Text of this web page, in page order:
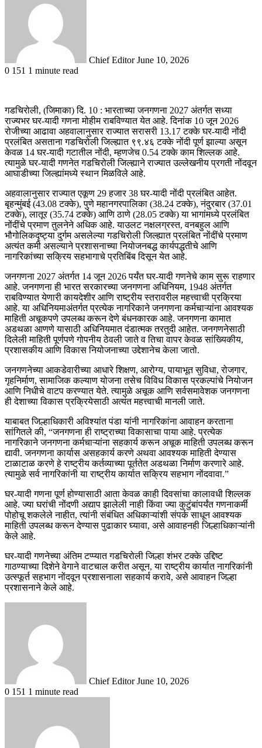
Chief Editor June 10, 2026
0 151 1 minute read
गडचिरोली, (जिमाका) दि. 10 : भारताच्या जनगणना 2027 अंतर्गत सध्या
राज्यभर घर-यादी गणना मोहीम राबविण्यात येत आहे. दिनांक 10 जून 2026
रोजीच्या आढावा अहवालानुसार राज्यात सरासरी 13.17 टक्के घर-यादी नोंदी
प्रलंबित असताना गडचिरोली जिल्ह्यात ९९.४६ टक्के नोंदी पूर्ण झाल्या असून
केवळ 14 घर-यादी गटातील नोंदी, म्हणजेच 0.54 टक्के काम शिल्लक आहे.
त्यामुळे घर-यादी गणनेत गडचिरोली जिल्ह्याने राज्यात उल्लेखनीय प्रगती नोंदवून
आघाडीच्या जिल्ह्यांमध्ये स्थान मिळविले आहे.
अहवालानुसार राज्यात एकूण 29 हजार 38 घर-यादी नोंदी प्रलंबित आहेत.
बृहन्मुंबई (43.08 टक्के), पुणे महानगरपालिका (38.24 टक्के), नंदुरबार (37.01
टक्के), लातूर (35.74 टक्के) आणि ठाणे (28.05 टक्के) या भागांमध्ये प्रलंबित
नोंदींचे प्रमाण तुलनेने अधिक आहे. याउलट नक्षलग्रस्त, वनबहुल आणि
भौगोलिकदृष्ट्या दुर्गम असलेल्या गडचिरोली जिल्ह्यात प्रलंबित नोंदींचे प्रमाण
अत्यंत कमी असल्याने प्रशासनाच्या नियोजनबद्ध कार्यपद्धतीचे आणि
नागरिकांच्या सक्रिय सहभागाचे प्रतिबिंब दिसून येत आहे.
जनगणना 2027 अंतर्गत 14 जून 2026 पर्यंत घर-यादी गणनेचे काम सुरू राहणार
आहे. जनगणना ही भारत सरकारच्या जनगणना अधिनियम, 1948 अंतर्गत
राबविण्यात येणारी कायदेशीर आणि राष्ट्रीय स्तरावरील महत्त्वाची प्रक्रिया
आहे. या अधिनियमाअंतर्गत प्रत्येक नागरिकाने जनगणना कर्मचाऱ्यांना आवश्यक
माहिती अचूकपणे उपलब्ध करून देणे बंधनकारक आहे. जनगणना कामात
अडथळा आणणे यासाठी अधिनियमात दंडात्मक तरतुदी आहेत. जनगणनेसाठी
दिलेली माहिती पूर्णपणे गोपनीय ठेवली जाते व तिचा वापर केवळ सांख्यिकीय,
प्रशासकीय आणि विकास नियोजनाच्या उद्देशानेच केला जातो.
जनगणनेच्या आकडेवारीच्या आधारे शिक्षण, आरोग्य, पायाभूत सुविधा, रोजगार,
गृहनिर्माण, सामाजिक कल्याण योजना तसेच विविध विकास प्रकल्पांचे नियोजन
आणि निधीचे वाटप करण्यात येते. त्यामुळे अचूक आणि सर्वसमावेशक जनगणना
ही देशाच्या विकास प्रक्रियेसाठी अत्यंत महत्त्वाची मानली जाते.
याबाबत जिल्हाधिकारी अविश्यांत पंडा यांनी नागरिकांना आवाहन करताना
सांगितले की, “जनगणना ही राष्ट्राच्या विकासाचा पाया आहे. प्रत्येक
नागरिकाने जनगणना कर्मचाऱ्यांना सहकार्य करून अचूक माहिती उपलब्ध करून
द्यावी. जनगणना कार्यास असहकार्य करणे अथवा आवश्यक माहिती देण्यास
टाळाटाळ करणे हे राष्ट्रीय कर्तव्याच्या पूर्ततेत अडथळा निर्माण करणारे आहे.
त्यामुळे सर्व नागरिकांनी या राष्ट्रीय कार्यात सक्रिय सहभाग नोंदवावा.”
घर-यादी गणना पूर्ण होण्यासाठी आता केवळ काही दिवसांचा कालावधी शिल्लक
आहे. ज्या घरांची नोंदणी अद्याप झालेली नाही किंवा ज्या कुटुंबांपर्यंत गणनाकर्मी
पोहोचू शकलेले नाहीत, त्यांनी संबंधित अधिकाऱ्यांशी संपर्क साधून आवश्यक
माहिती उपलब्ध करून देण्यास पुढाकार घ्यावा, असे आवाहनही जिल्हाधिकाऱ्यांनी
केले आहे.
घर-यादी गणनेच्या अंतिम टप्प्यात गडचिरोली जिल्हा शंभर टक्के उद्दिष्ट
गाठण्याच्या दिशेने वेगाने वाटचाल करीत असून, या राष्ट्रीय कार्यात नागरिकांनी
उत्स्फूर्त सहभाग नोंदवून प्रशासनाला सहकार्य करावे, असे आवाहन जिल्हा
प्रशासनाने केले आहे.
Chief Editor June 10, 2026
0 151 1 minute read